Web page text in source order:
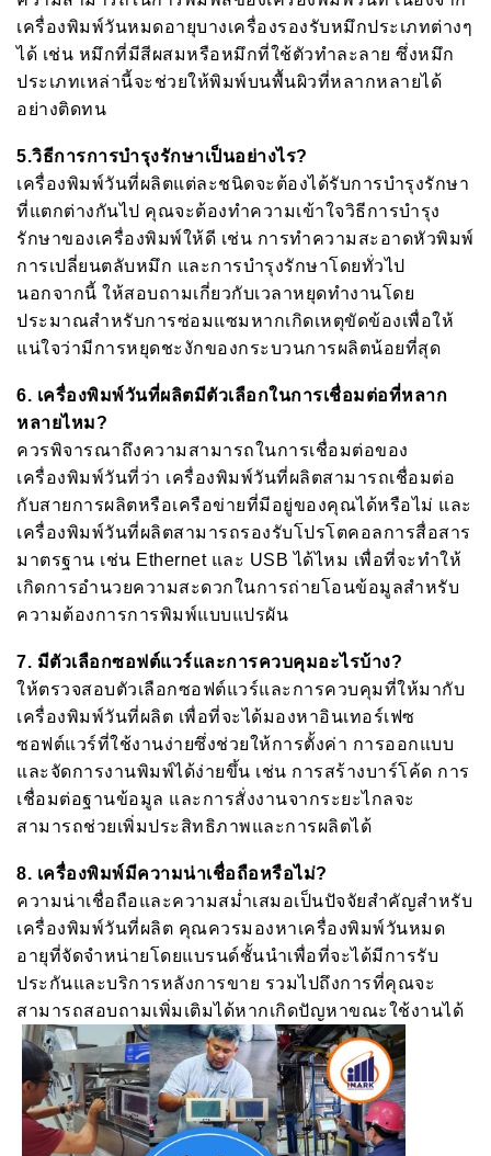
เครื่องพิมพ์วันหมดอายุบางเครื่องรองรับหมึกประเภทต่างๆ
ได้ เช่น หมึกที่มีสีผสมหรือหมึกที่ใช้ตัวทำละลาย ซึ่งหมึก
ประเภทเหล่านี้จะช่วยให้พิมพ์บนพื้นผิวที่หลากหลายได้
อย่างติดทน
5.วิธีการการบำรุงรักษาเป็นอย่างไร?
เครื่องพิมพ์วันที่ผลิตแต่ละชนิดจะต้องได้รับการบำรุงรักษา
ที่แตกต่างกันไป คุณจะต้องทำความเข้าใจวิธีการบำรุง
รักษาของเครื่องพิมพ์ให้ดี เช่น การทำความสะอาดหัวพิมพ์
การเปลี่ยนตลับหมึก และการบำรุงรักษาโดยทั่วไป
นอกจากนี้ ให้สอบถามเกี่ยวกับเวลาหยุดทำงานโดย
ประมาณสำหรับการซ่อมแซมหากเกิดเหตุขัดข้องเพื่อให้
แน่ใจว่ามีการหยุดชะงักของกระบวนการผลิตน้อยที่สุด
6. เครื่องพิมพ์วันที่ผลิตมีตัวเลือกในการเชื่อมต่อที่หลาก
หลายไหม?
ควรพิจารณาถึงความสามารถในการเชื่อมต่อของ
เครื่องพิมพ์วันที่ว่า เครื่องพิมพ์วันที่ผลิตสามารถเชื่อมต่อ
กับสายการผลิตหรือเครือข่ายที่มีอยู่ของคุณได้หรือไม่ และ
เครื่องพิมพ์วันที่ผลิตสามารถรองรับโปรโตคอลการสื่อสาร
มาตรฐาน เช่น Ethernet และ USB ได้ไหม เพื่อที่จะทำให้
เกิดการอำนวยความสะดวกในการถ่ายโอนข้อมูลสำหรับ
ความต้องการการพิมพ์แบบแปรผัน
7. มีตัวเลือกซอฟต์แวร์และการควบคุมอะไรบ้าง?
ให้ตรวจสอบตัวเลือกซอฟต์แวร์และการควบคุมที่ให้มากับ
เครื่องพิมพ์วันที่ผลิต เพื่อที่จะได้มองหาอินเทอร์เฟซ
ซอฟต์แวร์ที่ใช้งานง่ายซึ่งช่วยให้การตั้งค่า การออกแบบ
และจัดการงานพิมพ์ได้ง่ายขึ้น เช่น การสร้างบาร์โค้ด การ
เชื่อมต่อฐานข้อมูล และการสั่งงานจากระยะไกลจะ
สามารถช่วยเพิ่มประสิทธิภาพและการผลิตได้
8. เครื่องพิมพ์มีความน่าเชื่อถือหรือไม่?
ความน่าเชื่อถือและความสม่ำเสมอเป็นปัจจัยสำคัญสำหรับ
เครื่องพิมพ์วันที่ผลิต คุณควรมองหาเครื่องพิมพ์วันหมด
อายุที่จัดจำหน่ายโดยแบรนด์ชั้นนำเพื่อที่จะได้มีการรับ
ประกันและบริการหลังการขาย รวมไปถึงการที่คุณจะ
สามารถสอบถามเพิ่มเติมได้หากเกิดปัญหาขณะใช้งานได้